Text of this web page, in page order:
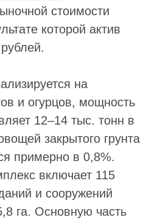
стоимости
которой актив
на
и огурцов, мощность
12–14 тыс. тонн в
закрытого грунта
примерно в 0,8%.
включает 115
и сооружений
га. Основную часть